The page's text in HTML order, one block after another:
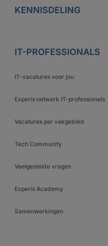
KENNISDELING
IT-PROFESSIONALS
IT-vacatures voor jou
Experis netwerk IT-professionals
Vacatures per vakgebied
Tech Community
Veelgestelde vragen
Experis Academy
Samenwerkingen